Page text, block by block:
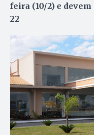
feira (10/2) e
22